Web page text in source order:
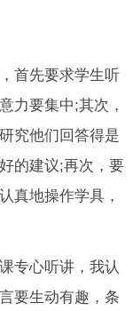
首先要求学生听
力要集中;其次，
究他们回答得是
的建议;再次，要
真地操作学具，
专心听讲，我认
要生动有趣，条